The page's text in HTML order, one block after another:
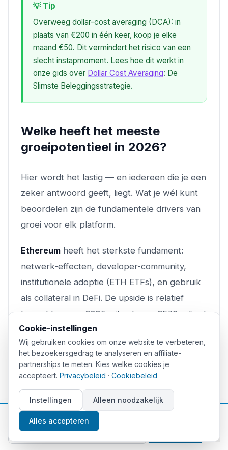
💡 Tip
Overweeg dollar-cost averaging (DCA): in
plaats van €200 in één keer, koop je elke
maand €50. Dit vermindert het risico van een
slecht instapmoment. Lees hoe dit werkt in
onze gids over Dollar Cost Averaging: De
Slimste Beleggingsstrategie.
Welke heeft het meeste
groeipotentieel in 2026?
Hier wordt het lastig — en iedereen die je een
zeker antwoord geeft, liegt. Wat je wél kunt
beoordelen zijn de fundamentele drivers van
groei voor elk platform.
Ethereum heeft het sterkste fundament:
netwerk-effecten, developer-community,
institutionele adoptie (ETH ETFs), en gebruik
als collateral in DeFi. De upside is relatief
beperkt — van €285 miljard naar €570 miljard
is een verdubbeling, wat realistisch is maar
niet spectaculair.
Solana
heeft de sterkste groei-momentum in
trekken enorm veel gebruikers aan. De
marktkapitalisatie van €65 miljard laat meer
ruimte voor groei dan ETH, maar de risico's
Cookie-instellingen
Wij gebruiken cookies om onze website te verbeteren,
het bezoekersgedrag te analyseren en affiliate-
partnerships te meten. Kies welke cookies je
accepteert. Privacybeleid · Cookiebeleid
Instellingen Alleen noodzakelijk
Alles accepteren
📈 Gratis beleggingstips